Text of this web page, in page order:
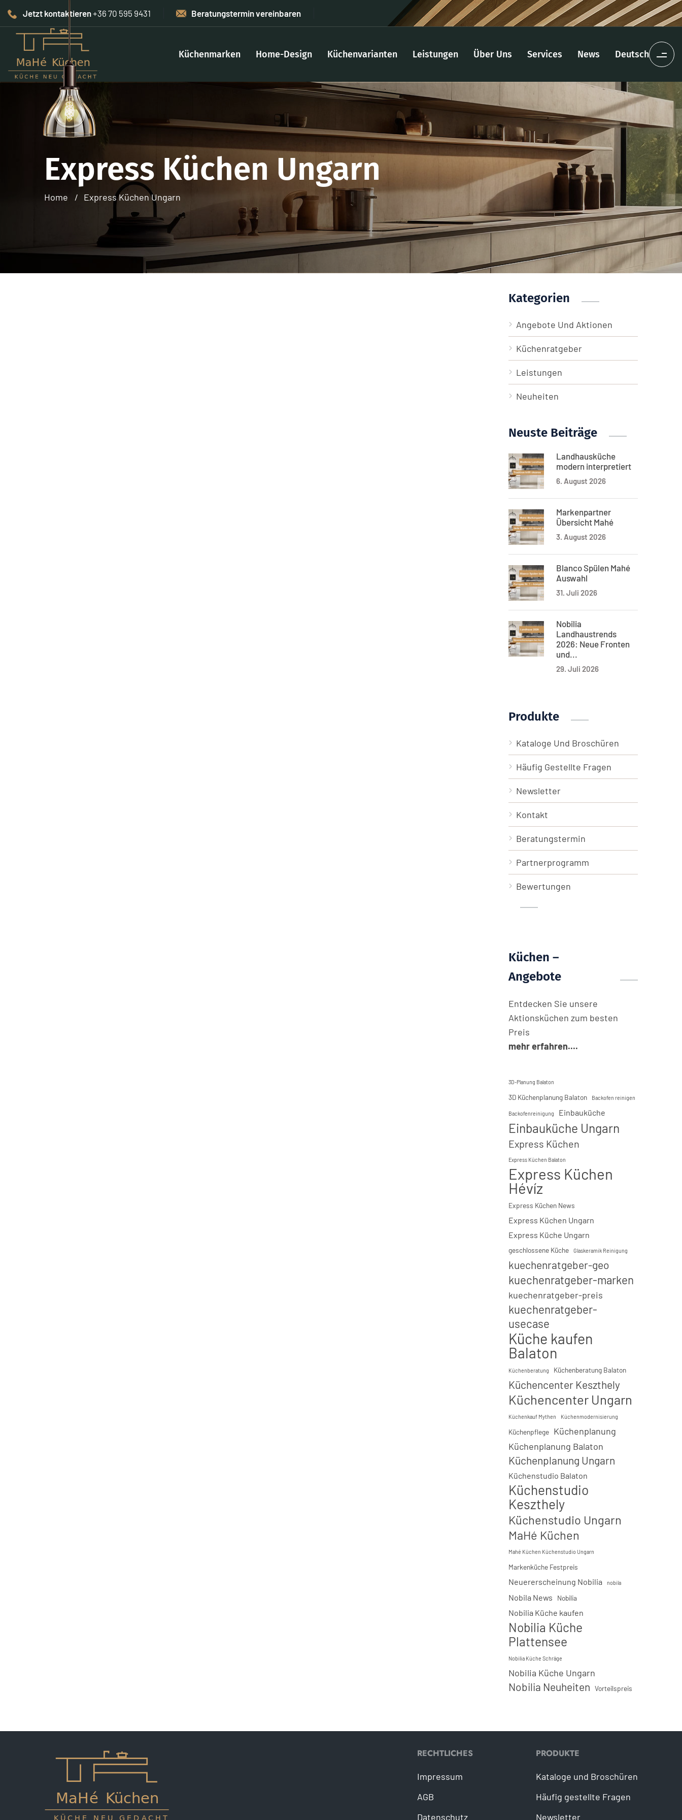
Jetzt kontaktieren+36 70 595 9431 Beratungstermin vereinbaren
Küchenmarken Home-Design Küchenvarianten Leistungen Über Uns Services News Deutsch
Express Küchen Ungarn
Home Express Küchen Ungarn
Kategorien
Angebote Und Aktionen
Küchenratgeber
Leistungen
Neuheiten
Neuste Beiträge
Landhausküche
modern interpretiert
6. August 2026
Markenpartner
Übersicht Mahé
3. August 2026
Blanco Spülen Mahé
Auswahl
31. Juli 2026
Nobilia
Landhaustrends
2026: Neue Fronten
und...
29. Juli 2026
Produkte
Kataloge Und Broschüren
Häufig Gestellte Fragen
Newsletter
Kontakt
Beratungstermin
Partnerprogramm
Bewertungen
Küchen –
Angebote
Entdecken Sie unsere
Aktionsküchen zum besten
Preis
mehr erfahren....
3D-Planung Balaton
3D Küchenplanung Balaton Backofen reinigen
Backofenreinigung Einbauküche
Einbauküche Ungarn
Express Küchen
Express Küchen Balaton
Express Küchen
Hévíz
Express Küchen News
Express Küchen Ungarn
Express Küche Ungarn
geschlossene Küche Glaskeramik Reinigung
kuechenratgeber-geo
kuechenratgeber-marken
kuechenratgeber-preis
kuechenratgeber-
usecase
Küche kaufen
Balaton
Küchenberatung Küchenberatung Balaton
Küchencenter Keszthely
Küchencenter Ungarn
Küchenkauf Mythen Küchenmodernisierung
Küchenpflege Küchenplanung
Küchenplanung Balaton
Küchenplanung Ungarn
Küchenstudio Balaton
Küchenstudio
Keszthely
Küchenstudio Ungarn
MaHé Küchen
Mahé Küchen Küchenstudio Ungarn
Markenküche Festpreis
Neuererscheinung Nobilia nobila
Nobila News Nobilia
Nobilia Küche kaufen
Nobilia Küche
Plattensee
Nobilia Küche Schräge
Nobilia Küche Ungarn
Nobilia Neuheiten Vorteilspreis
RECHTLICHES
Impressum
AGB
Datenschutz
PRODUKTE
Kataloge und Broschüren
Häufig gestellte Fragen
Newsletter